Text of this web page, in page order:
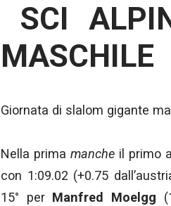
SCI
MASCHILE
Giornata di slalom gigante
Nella prima manche il primo
con 1:09.02 (+0.75
15° per Manfred Moelgg